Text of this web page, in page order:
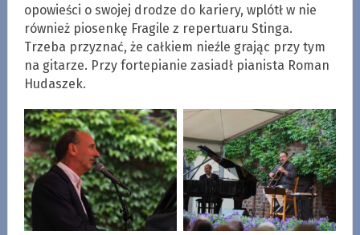
opowieści o swojej drodze do kariery, wplótł w nie
również piosenkę Fragile z repertuaru Stinga.
Trzeba przyznać, że całkiem nieźle grając przy tym
na gitarze. Przy fortepianie zasiadł pianista Roman
Hudaszek.